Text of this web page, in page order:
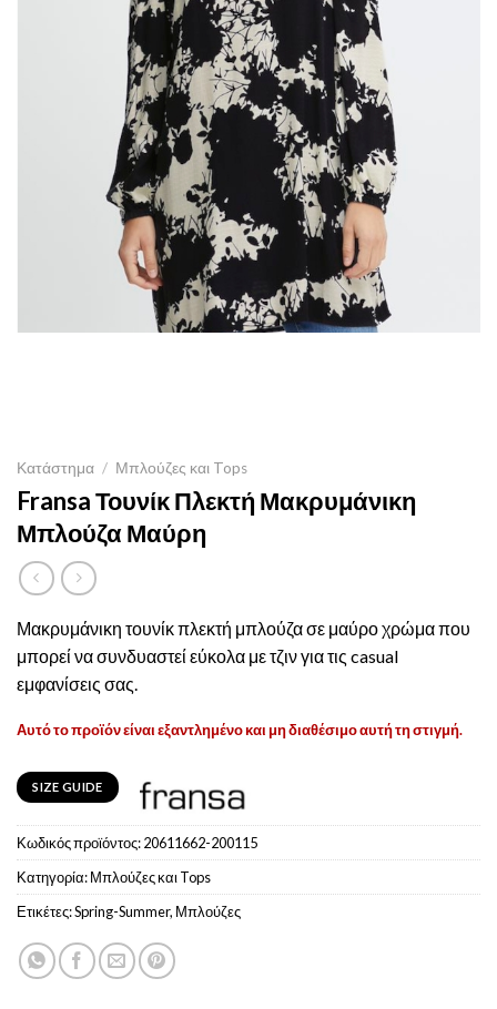
Κατάστημα / Μπλούζες και Tops
Fransa Τουνίκ Πλεκτή Μακρυμάνικη
Μπλούζα Μαύρη
Μακρυμάνικη τουνίκ πλεκτή μπλούζα σε μαύρο χρώμα που
μπορεί να συνδυαστεί εύκολα με τζιν για τις casual
εμφανίσεις σας.
Αυτό το προϊόν είναι εξαντλημένο και μη διαθέσιμο αυτή τη στιγμή.
SIZE GUIDE
Κωδικός προϊόντος:20611662-200115
Κατηγορία:Μπλούζες και Tops
Ετικέτες:Spring-Summer, Μπλούζες